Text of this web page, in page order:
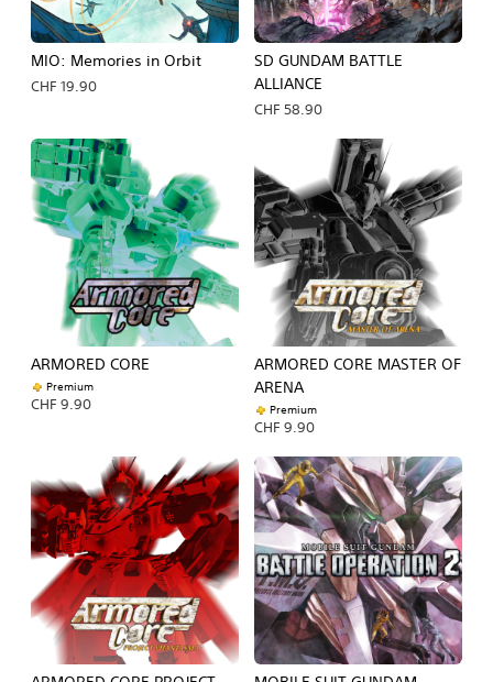
MIO: Memories in Orbit
CHF 19.90
SD GUNDAM BATTLE
ALLIANCE
CHF 58.90
ARMORED CORE
Premium
CHF 9.90
ARMORED CORE MASTER OF
ARENA
Premium
CHF 9.90